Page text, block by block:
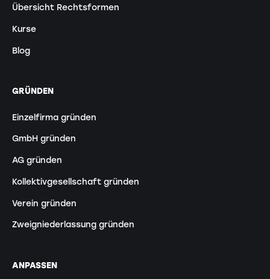
Übersicht Rechtsformen
Kurse
Blog
GRÜNDEN
Einzelfirma gründen
GmbH gründen
AG gründen
Kollektivgesellschaft gründen
Verein gründen
Zweigniederlassung gründen
ANPASSEN